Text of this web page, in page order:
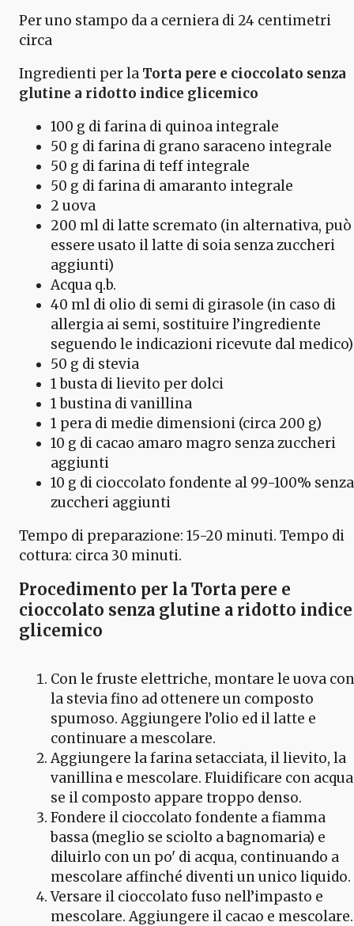
Per uno stampo da a cerniera di 24 centimetri
circa
Ingredienti per la Torta pere e cioccolato senza
glutine a ridotto indice glicemico
100 g di farina di quinoa integrale
50 g di farina di grano saraceno integrale
50 g di farina di teff integrale
50 g di farina di amaranto integrale
2 uova
200 ml di latte scremato (in alternativa, può
essere usato il latte di soia senza zuccheri
aggiunti)
Acqua q.b.
40 ml di olio di semi di girasole (in caso di
allergia ai semi, sostituire l’ingrediente
seguendo le indicazioni ricevute dal medico)
50 g di stevia
1 busta di lievito per dolci
1 bustina di vanillina
1 pera di medie dimensioni (circa 200 g)
10 g di cacao amaro magro senza zuccheri
aggiunti
10 g di cioccolato fondente al 99-100% senza
zuccheri aggiunti
Tempo di preparazione: 15-20 minuti. Tempo di
cottura: circa 30 minuti.
Procedimento per la Torta pere e
cioccolato senza glutine a ridotto indice
glicemico
Con le fruste elettriche, montare le uova con
la stevia fino ad ottenere un composto
spumoso. Aggiungere l’olio ed il latte e
continuare a mescolare.
Aggiungere la farina setacciata, il lievito, la
vanillina e mescolare. Fluidificare con acqua
se il composto appare troppo denso.
Fondere il cioccolato fondente a fiamma
bassa (meglio se sciolto a bagnomaria) e
diluirlo con un po' di acqua, continuando a
mescolare affinché diventi un unico liquido.
Versare il cioccolato fuso nell’impasto e
mescolare. Aggiungere il cacao e mescolare.